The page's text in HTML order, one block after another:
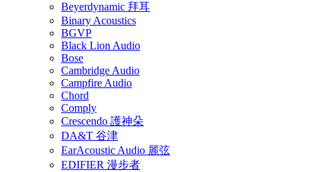
Beyerdynamic 拜耳
Binary Acoustics
BGVP
Black Lion Audio
Bose
Cambridge Audio
Campfire Audio
Chord
Comply
Crescendo 護神朵
DA&T 谷津
EarAcoustic Audio 麗弦
EDIFIER 漫步者